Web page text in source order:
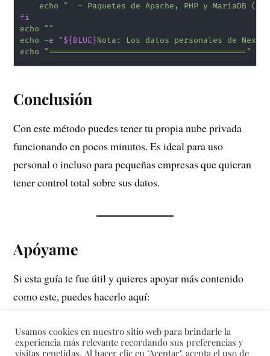
echo
"  - Paquetes de Apache, PHP y MariaDB
fi
echo
""
echo -e "${BLUE}Nota: Los datos personales de
echo
"========================================="
Conclusión
Con este método puedes tener tu propia nube privada
funcionando en pocos minutos. Es ideal para uso
personal o incluso para pequeñas empresas que quieran
tener control total sobre sus datos.
Apóyame
Si esta guía te fue útil y quieres apoyar más contenido
como este, puedes hacerlo aquí:
👉https://www.patreon.com/u74078772?
Usamos cookies en nuestro sitio web para brindarle la
experiencia más relevante recordando sus preferencias y
visitas repetidas. Al hacer clic en "Aceptar", acepta el uso de